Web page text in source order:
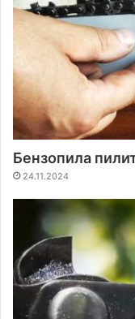
Бензопила
24.11.2024